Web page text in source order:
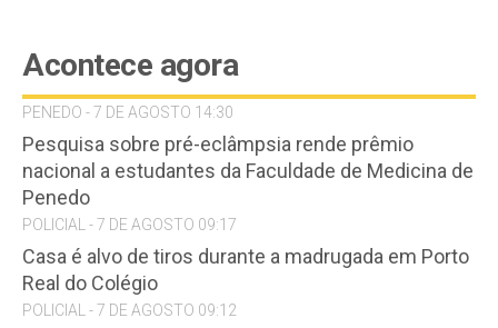
Acontece agora
PENEDO - 7 DE AGOSTO 14:30
Pesquisa sobre pré-eclâmpsia rende prêmio
nacional a estudantes da Faculdade de Medicina de
Penedo
POLICIAL - 7 DE AGOSTO 09:17
Casa é alvo de tiros durante a madrugada em Porto
Real do Colégio
POLICIAL - 7 DE AGOSTO 09:12